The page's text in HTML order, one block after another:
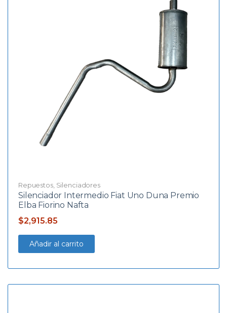
Repuestos, Silenciadores
Silenciador Intermedio Fiat Uno Duna Premio
Elba Fiorino Nafta
$2,915.85
Añadir al carrito